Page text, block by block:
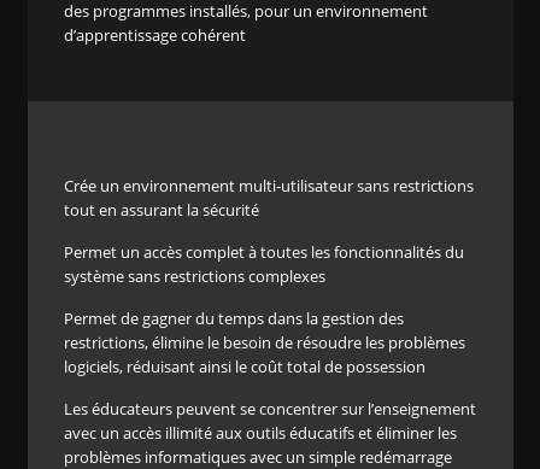
des programmes installés, pour un environnement
d’apprentissage cohérent
Crée un environnement multi-utilisateur sans restrictions
tout en assurant la sécurité
Permet un accès complet à toutes les fonctionnalités du
système sans restrictions complexes
Permet de gagner du temps dans la gestion des
restrictions, élimine le besoin de résoudre les problèmes
logiciels, réduisant ainsi le coût total de possession
Les éducateurs peuvent se concentrer sur l’enseignement
avec un accès illimité aux outils éducatifs et éliminer les
problèmes informatiques avec un simple redémarrage